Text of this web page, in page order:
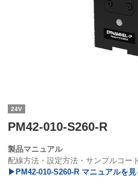
24V
PM42-010-S260-R
製品マニュアル
配線方法・設定方法・サンプルコー
▶PM42-010-S260-R マニュアルを見